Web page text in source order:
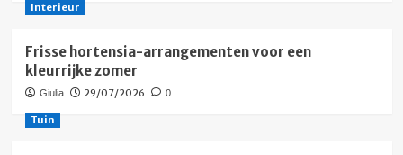
Interieur
Frisse hortensia-arrangementen voor een
kleurrijke zomer
Giulia 29/07/2026 0
Tuin